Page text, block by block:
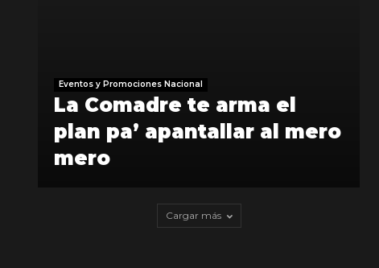
Eventos y Promociones Nacional
La Comadre te arma el
plan pa’ apantallar al mero
mero
Cargar más